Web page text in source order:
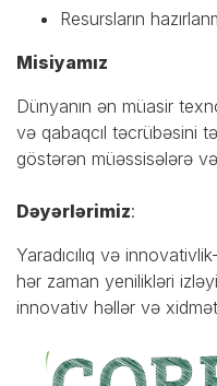
Resursların
Misiyamız
Dünyanın ən müasir
və qabaqcıl təcrübəsini
göstərən müəssisələrə
Dəyərlərimiz:
Yaradıcılıq və
hər zaman yenilikləri
innovativ həllər və